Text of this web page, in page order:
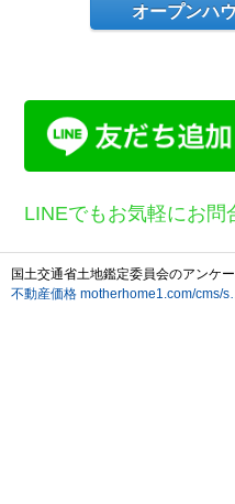
オープンハ
LINEでもお気軽にお問